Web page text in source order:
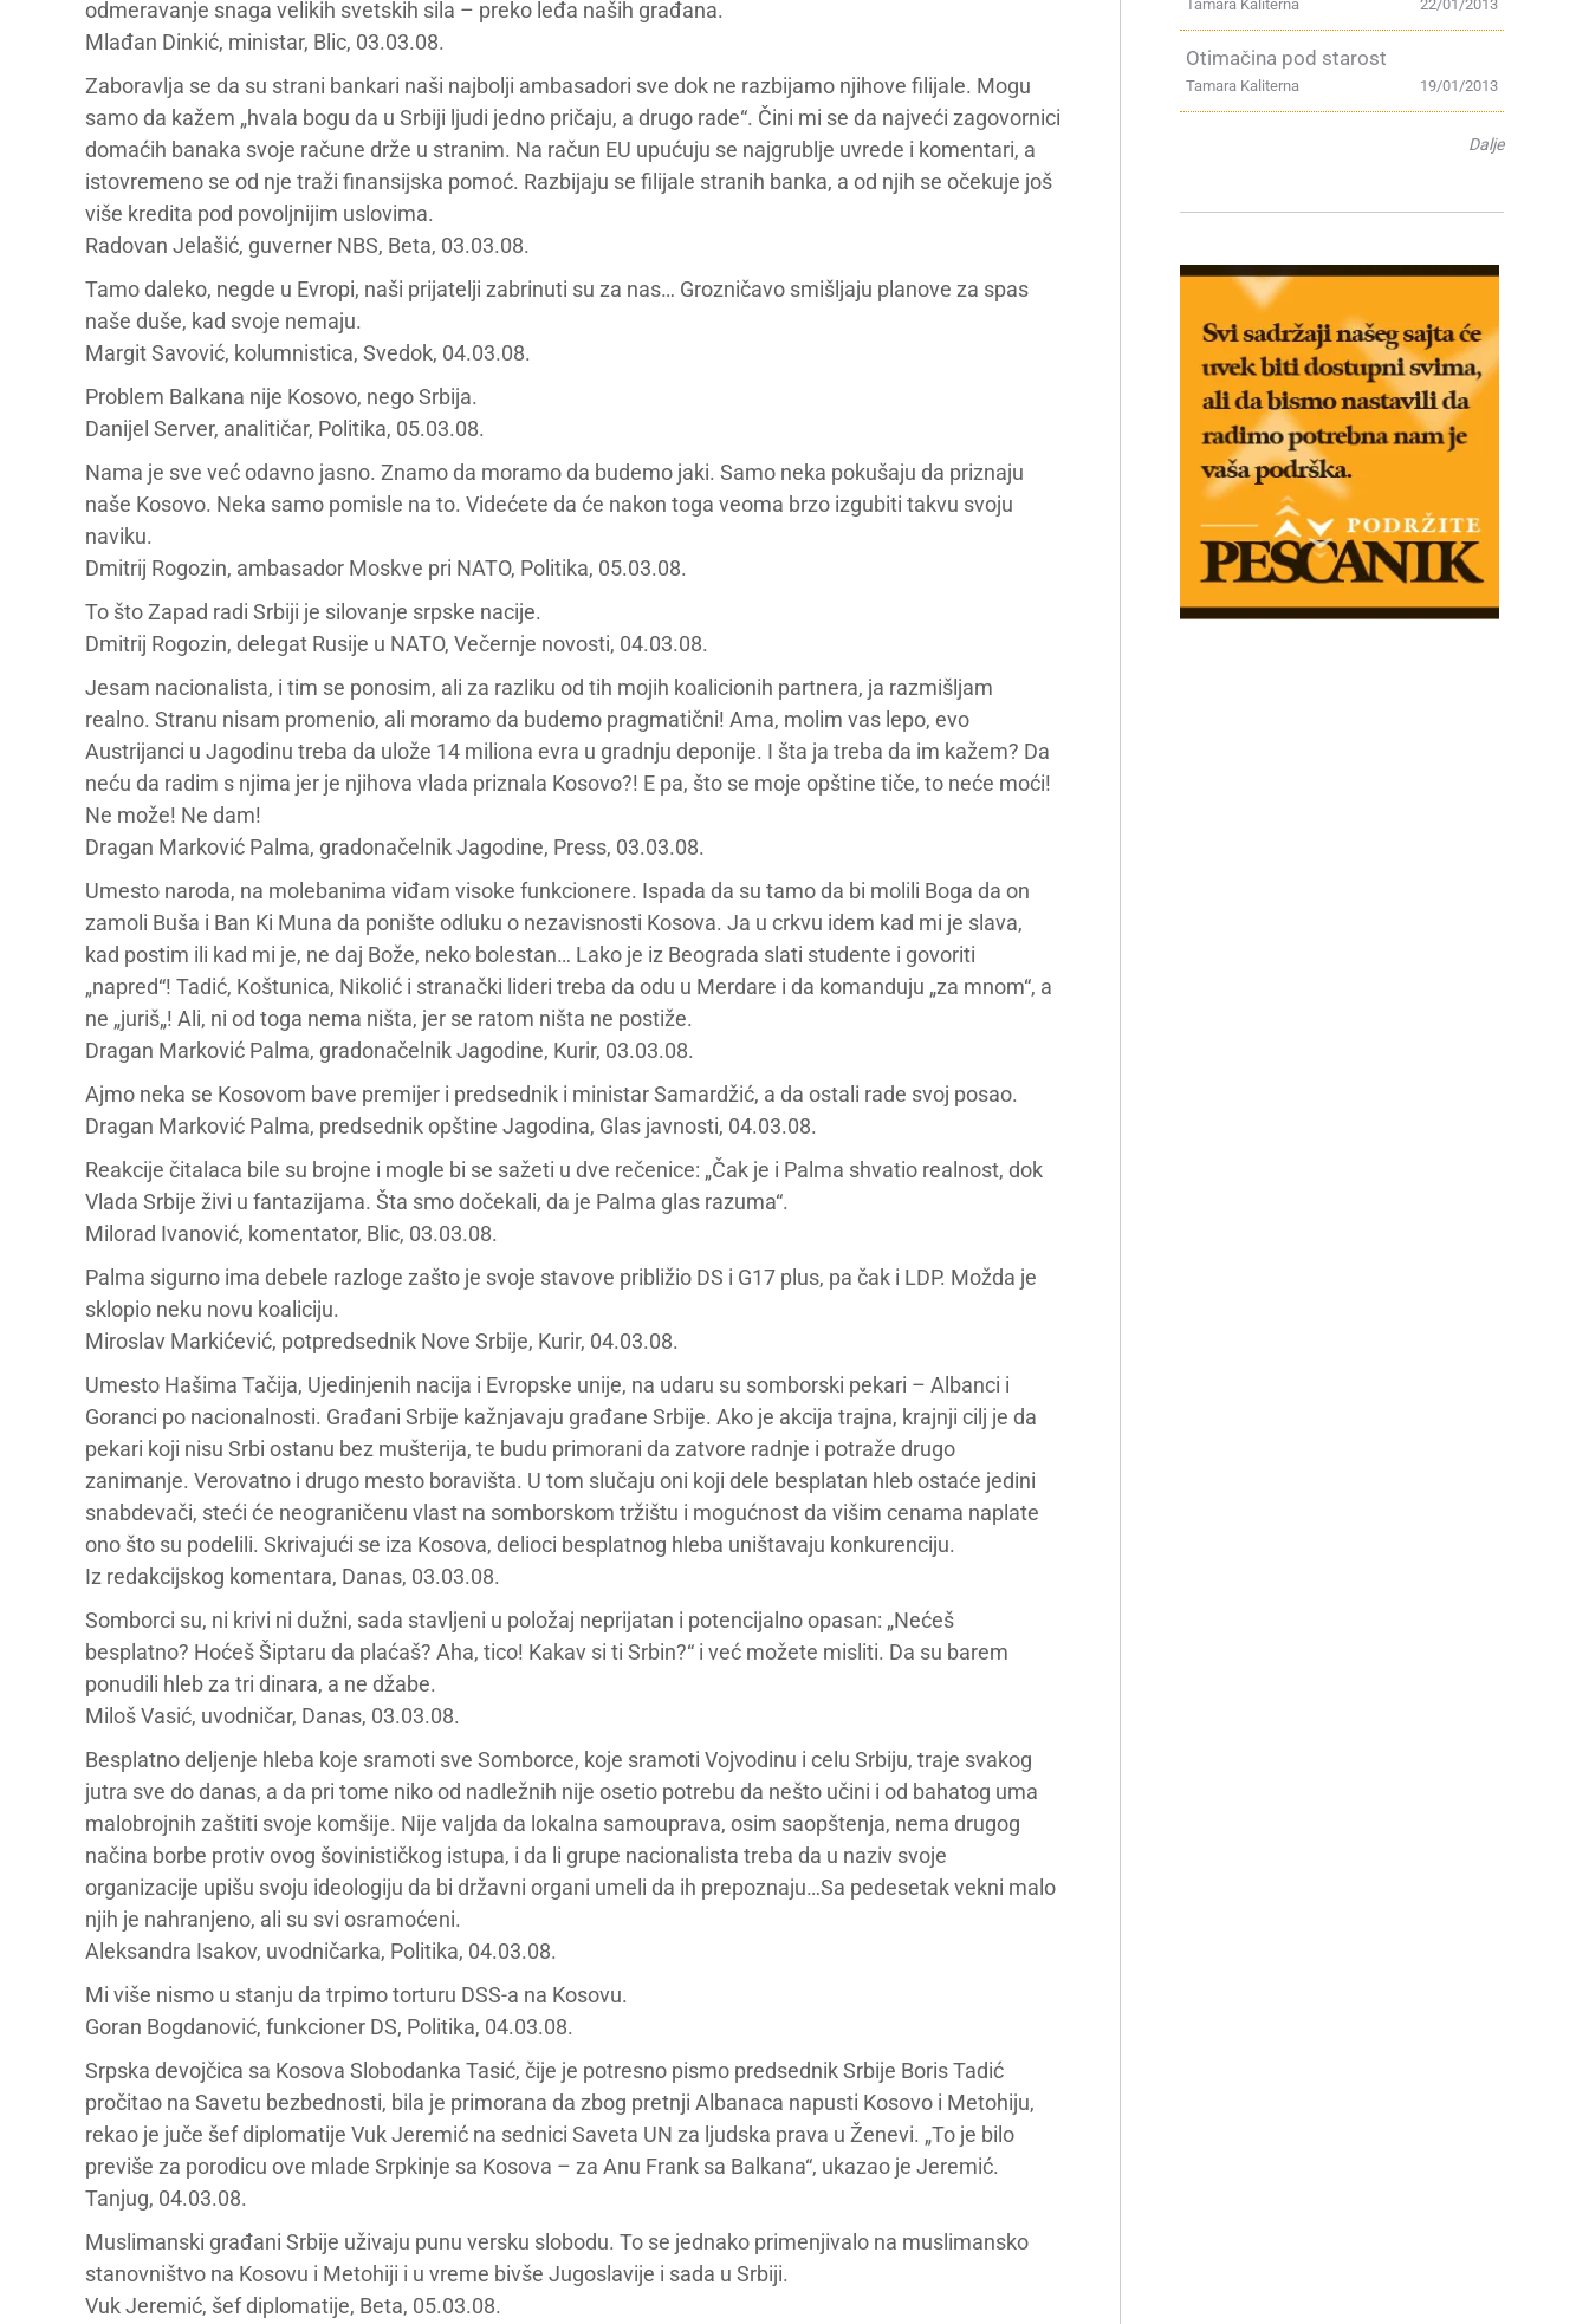
odmeravanje snaga velikih svetskih sila – preko leđa naših građana.
Mlađan Dinkić, ministar, Blic, 03.03.08.
Zaboravlja se da su strani bankari naši najbolji ambasadori sve dok ne razbijamo njihove filijale. Mogu
samo da kažem „hvala bogu da u Srbiji ljudi jedno pričaju, a drugo rade“. Čini mi se da najveći zagovornici
domaćih banaka svoje račune drže u stranim. Na račun EU upućuju se najgrublje uvrede i komentari, a
istovremeno se od nje traži finansijska pomoć. Razbijaju se filijale stranih banka, a od njih se očekuje još
više kredita pod povoljnijim uslovima.
Radovan Jelašić, guverner NBS, Beta, 03.03.08.
Tamo daleko, negde u Evropi, naši prijatelji zabrinuti su za nas… Grozničavo smišljaju planove za spas
naše duše, kad svoje nemaju.
Margit Savović, kolumnistica, Svedok, 04.03.08.
Problem Balkana nije Kosovo, nego Srbija.
Danijel Server, analitičar, Politika, 05.03.08.
Nama je sve već odavno jasno. Znamo da moramo da budemo jaki. Samo neka pokušaju da priznaju
naše Kosovo. Neka samo pomisle na to. Videćete da će nakon toga veoma brzo izgubiti takvu svoju
naviku.
Dmitrij Rogozin, ambasador Moskve pri NATO, Politika, 05.03.08.
To što Zapad radi Srbiji je silovanje srpske nacije.
Dmitrij Rogozin, delegat Rusije u NATO, Večernje novosti, 04.03.08.
Jesam nacionalista, i tim se ponosim, ali za razliku od tih mojih koalicionih partnera, ja razmišljam
realno. Stranu nisam promenio, ali moramo da budemo pragmatični! Ama, molim vas lepo, evo
Austrijanci u Jagodinu treba da ulože 14 miliona evra u gradnju deponije. I šta ja treba da im kažem? Da
neću da radim s njima jer je njihova vlada priznala Kosovo?! E pa, što se moje opštine tiče, to neće moći!
Ne može! Ne dam!
Dragan Marković Palma, gradonačelnik Jagodine, Press, 03.03.08.
Umesto naroda, na molebanima viđam visoke funkcionere. Ispada da su tamo da bi molili Boga da on
zamoli Buša i Ban Ki Muna da ponište odluku o nezavisnosti Kosova. Ja u crkvu idem kad mi je slava,
kad postim ili kad mi je, ne daj Bože, neko bolestan… Lako je iz Beograda slati studente i govoriti
„napred“! Tadić, Koštunica, Nikolić i stranački lideri treba da odu u Merdare i da komanduju „za mnom“, a
ne „juriš„! Ali, ni od toga nema ništa, jer se ratom ništa ne postiže.
Dragan Marković Palma, gradonačelnik Jagodine, Kurir, 03.03.08.
Ajmo neka se Kosovom bave premijer i predsednik i ministar Samardžić, a da ostali rade svoj posao.
Dragan Marković Palma, predsednik opštine Jagodina, Glas javnosti, 04.03.08.
Reakcije čitalaca bile su brojne i mogle bi se sažeti u dve rečenice: „Čak je i Palma shvatio realnost, dok
Vlada Srbije živi u fantazijama. Šta smo dočekali, da je Palma glas razuma“.
Milorad Ivanović, komentator, Blic, 03.03.08.
Palma sigurno ima debele razloge zašto je svoje stavove približio DS i G17 plus, pa čak i LDP. Možda je
sklopio neku novu koaliciju.
Miroslav Markićević, potpredsednik Nove Srbije, Kurir, 04.03.08.
Umesto Hašima Tačija, Ujedinjenih nacija i Evropske unije, na udaru su somborski pekari – Albanci i
Goranci po nacionalnosti. Građani Srbije kažnjavaju građane Srbije. Ako je akcija trajna, krajnji cilj je da
pekari koji nisu Srbi ostanu bez mušterija, te budu primorani da zatvore radnje i potraže drugo
zanimanje. Verovatno i drugo mesto boravišta. U tom slučaju oni koji dele besplatan hleb ostaće jedini
snabdevači, steći će neograničenu vlast na somborskom tržištu i mogućnost da višim cenama naplate
ono što su podelili. Skrivajući se iza Kosova, delioci besplatnog hleba uništavaju konkurenciju.
Iz redakcijskog komentara, Danas, 03.03.08.
Somborci su, ni krivi ni dužni, sada stavljeni u položaj neprijatan i potencijalno opasan: „Nećeš
besplatno? Hoćeš Šiptaru da plaćaš? Aha, tico! Kakav si ti Srbin?“ i već možete misliti. Da su barem
ponudili hleb za tri dinara, a ne džabe.
Miloš Vasić, uvodničar, Danas, 03.03.08.
Besplatno deljenje hleba koje sramoti sve Somborce, koje sramoti Vojvodinu i celu Srbiju, traje svakog
jutra sve do danas, a da pri tome niko od nadležnih nije osetio potrebu da nešto učini i od bahatog uma
malobrojnih zaštiti svoje komšije. Nije valjda da lokalna samouprava, osim saopštenja, nema drugog
načina borbe protiv ovog šovinističkog istupa, i da li grupe nacionalista treba da u naziv svoje
organizacije upišu svoju ideologiju da bi državni organi umeli da ih prepoznaju…Sa pedesetak vekni malo
njih je nahranjeno, ali su svi osramoćeni.
Aleksandra Isakov, uvodničarka, Politika, 04.03.08.
Mi više nismo u stanju da trpimo torturu DSS-a na Kosovu.
Goran Bogdanović, funkcioner DS, Politika, 04.03.08.
Srpska devojčica sa Kosova Slobodanka Tasić, čije je potresno pismo predsednik Srbije Boris Tadić
pročitao na Savetu bezbednosti, bila je primorana da zbog pretnji Albanaca napusti Kosovo i Metohiju,
rekao je juče šef diplomatije Vuk Jeremić na sednici Saveta UN za ljudska prava u Ženevi. „To je bilo
previše za porodicu ove mlade Srpkinje sa Kosova – za Anu Frank sa Balkana“, ukazao je Jeremić.
Tanjug, 04.03.08.
Muslimanski građani Srbije uživaju punu versku slobodu. To se jednako primenjivalo na muslimansko
stanovništvo na Kosovu i Metohiji i u vreme bivše Jugoslavije i sada u Srbiji.
Vuk Jeremić, šef diplomatije, Beta, 05.03.08.
22/01/2013
Tamara Kaliterna
Otimačina pod starost
19/01/2013
Tamara Kaliterna
Dalje